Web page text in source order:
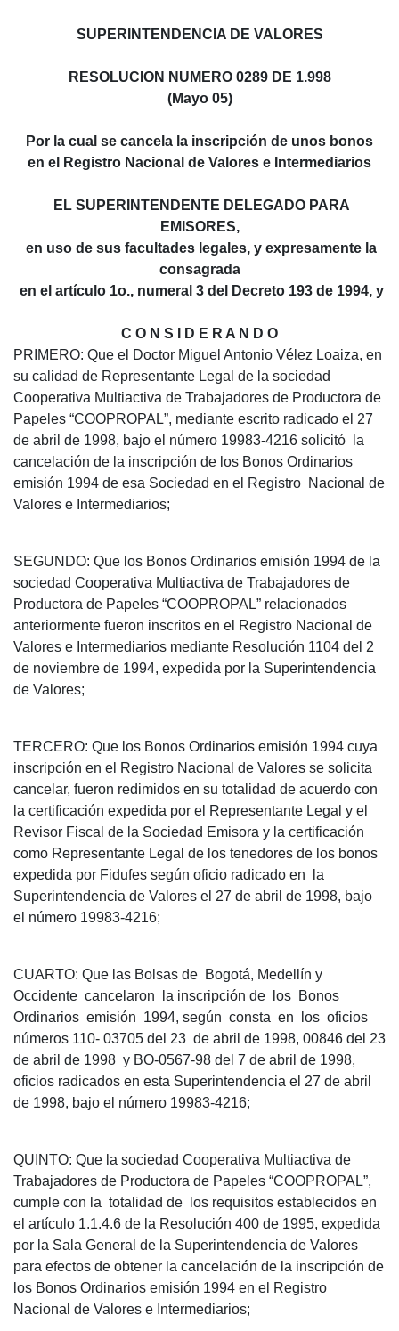
SUPERINTENDENCIA DE VALORES
RESOLUCION NUMERO 0289 DE 1.998
(Mayo 05)
Por la cual se cancela la inscripción de unos bonos
en el Registro Nacional de Valores e Intermediarios
EL SUPERINTENDENTE DELEGADO PARA
EMISORES,
en uso de sus facultades legales, y expresamente la
consagrada
en el artículo 1o., numeral 3 del Decreto 193 de 1994, y
C O N S I D E R A N D O
PRIMERO: Que el Doctor Miguel Antonio Vélez Loaiza, en
su calidad de Representante Legal de la sociedad
Cooperativa Multiactiva de Trabajadores de Productora de
Papeles “COOPROPAL”, mediante escrito radicado el 27
de abril de 1998, bajo el número 19983-4216 solicitó la
cancelación de la inscripción de los Bonos Ordinarios
emisión 1994 de esa Sociedad en el Registro Nacional de
Valores e Intermediarios;
SEGUNDO: Que los Bonos Ordinarios emisión 1994 de la
sociedad Cooperativa Multiactiva de Trabajadores de
Productora de Papeles “COOPROPAL” relacionados
anteriormente fueron inscritos en el Registro Nacional de
Valores e Intermediarios mediante Resolución 1104 del 2
de noviembre de 1994, expedida por la Superintendencia
de Valores;
TERCERO: Que los Bonos Ordinarios emisión 1994 cuya
inscripción en el Registro Nacional de Valores se solicita
cancelar, fueron redimidos en su totalidad de acuerdo con
la certificación expedida por el Representante Legal y el
Revisor Fiscal de la Sociedad Emisora y la certificación
como Representante Legal de los tenedores de los bonos
expedida por Fidufes según oficio radicado en la
Superintendencia de Valores el 27 de abril de 1998, bajo
el número 19983-4216;
CUARTO: Que las Bolsas de Bogotá, Medellín y
Occidente cancelaron la inscripción de los Bonos
Ordinarios emisión 1994, según consta en los oficios
números 110- 03705 del 23 de abril de 1998, 00846 del 23
de abril de 1998 y BO-0567-98 del 7 de abril de 1998,
oficios radicados en esta Superintendencia el 27 de abril
de 1998, bajo el número 19983-4216;
QUINTO: Que la sociedad Cooperativa Multiactiva de
Trabajadores de Productora de Papeles “COOPROPAL”,
cumple con la totalidad de los requisitos establecidos en
el artículo 1.1.4.6 de la Resolución 400 de 1995, expedida
por la Sala General de la Superintendencia de Valores
para efectos de obtener la cancelación de la inscripción de
los Bonos Ordinarios emisión 1994 en el Registro
Nacional de Valores e Intermediarios;